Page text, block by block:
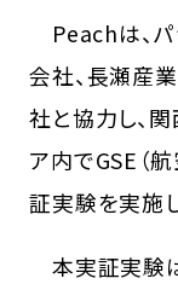
Peachは、パ
会社、長瀬産
社と協力し、
ア内でGSE（
証実験を実施
本実証実験